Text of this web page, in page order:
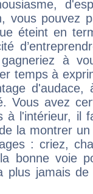
vous pouvez
éteint en
à
temps à
Vous avez
à l'intérieur, il
la montrer
: criez,
bonne voie
plus jamais